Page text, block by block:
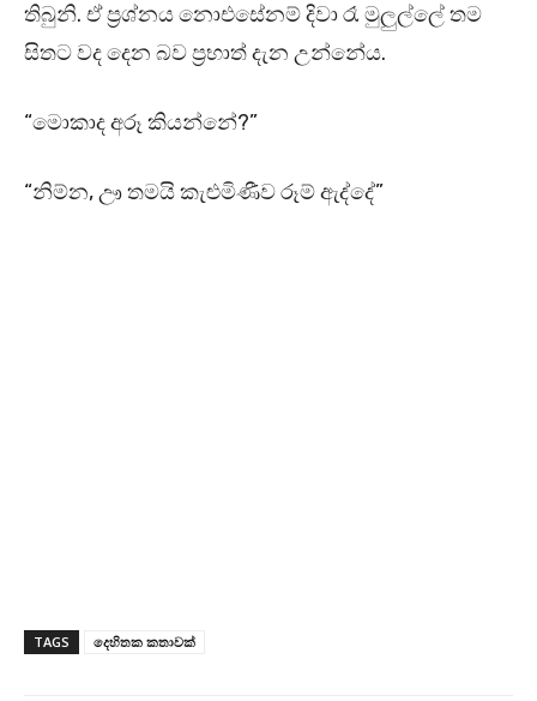
තිබුනි. ඒ ප්‍රශ්නය නොඑසේනම් දිවා රෑ මුලුල්ලේ තම
සිතට වද දෙන බව ප්‍රභාත් දැන උන්නේය.
“මොකාද අරූ කියන්නේ?”
“නිම්න, ඌ තමයි කැළුමිණීව රූම් ඇද්දේ”
TAGS දෙහිතක කතාවක්